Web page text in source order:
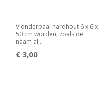
Vlonderpaal hardhout 6 x 6 x
50 cm worden, zoals de
naam al ..
€ 3,00